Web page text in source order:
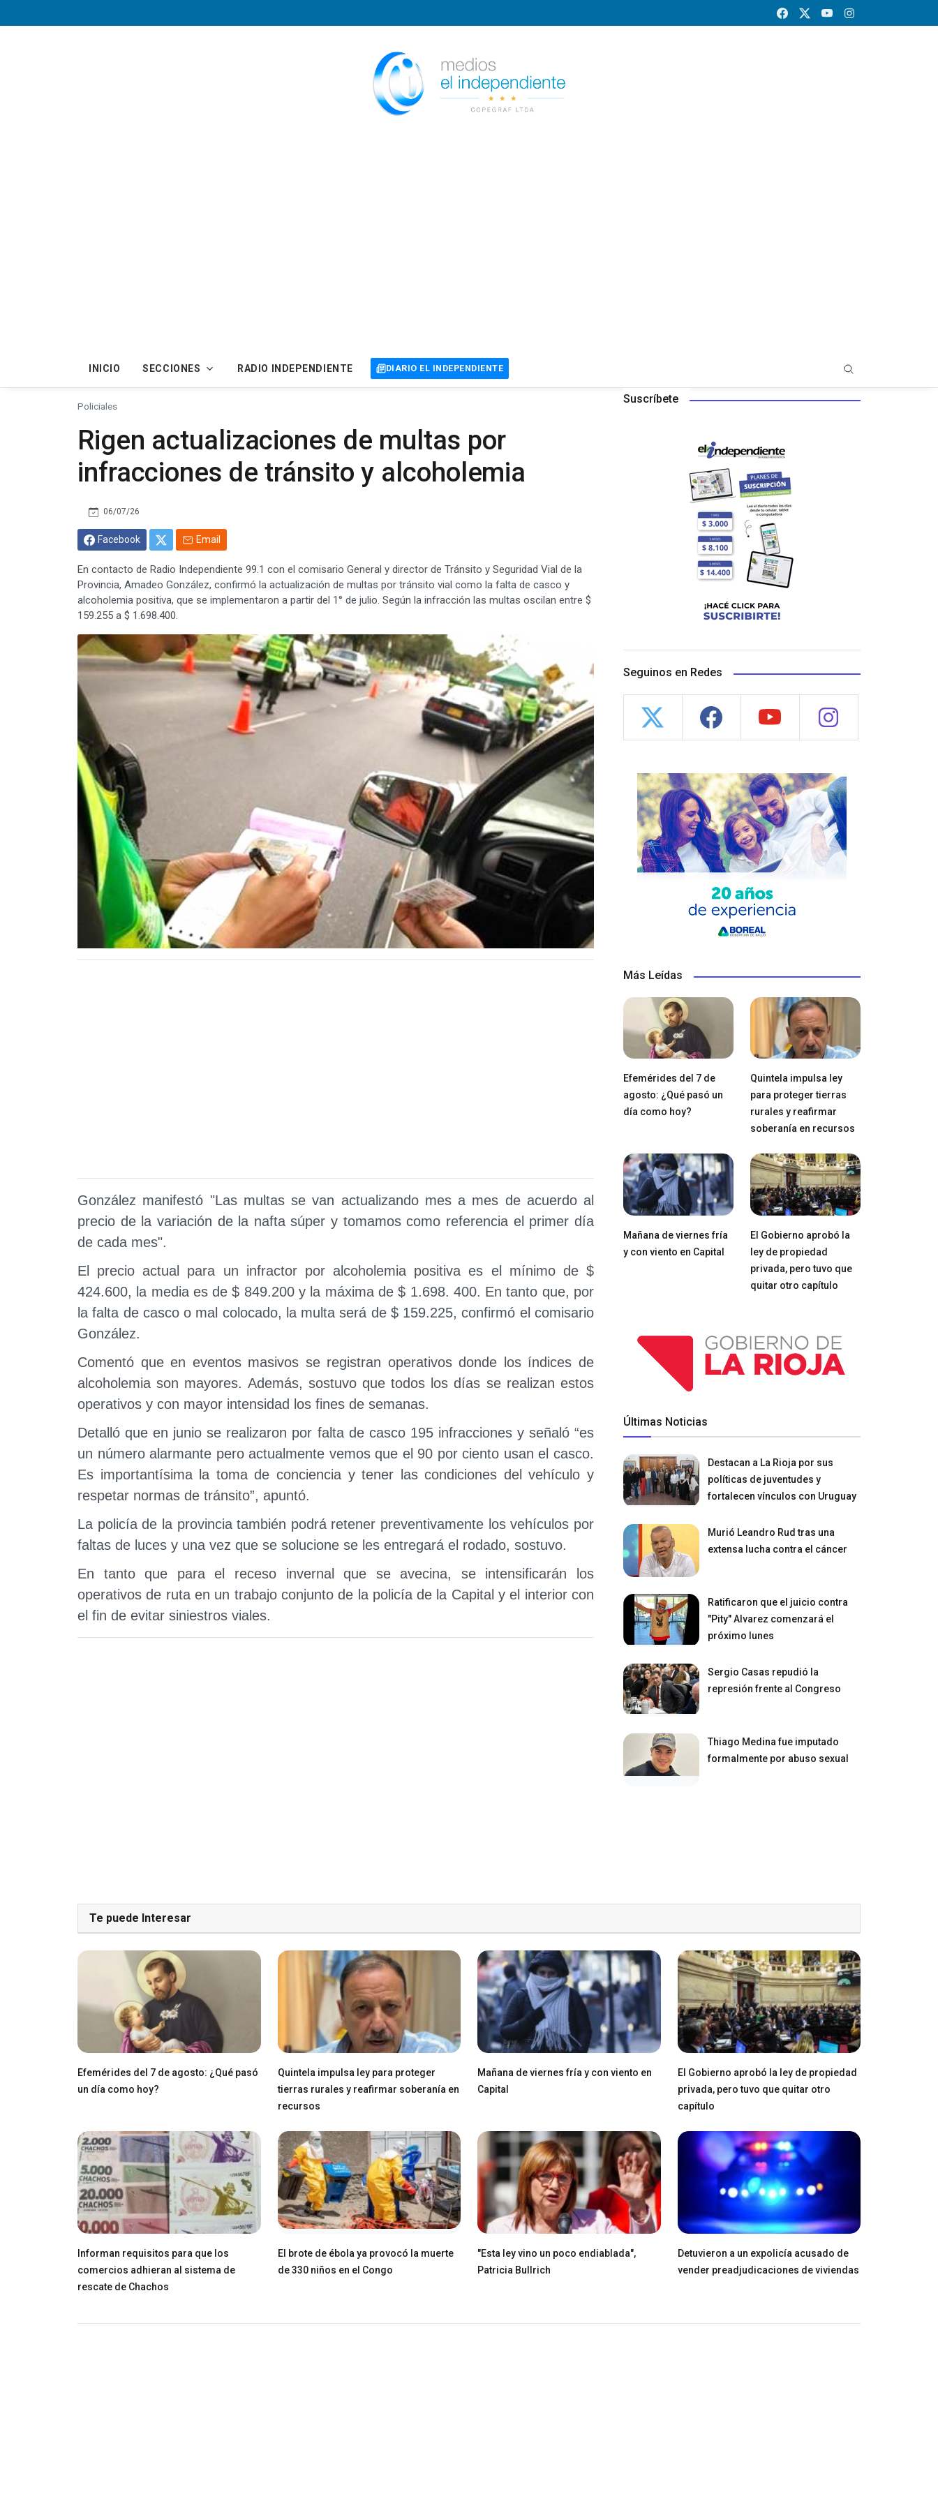
INICIO SECCIONES RADIO INDEPENDIENTE DIARIO EL INDEPENDIENTE
Policiales
Rigen actualizaciones de multas por
infracciones de tránsito y alcoholemia
06/07/26
Facebook Email
En contacto de Radio Independiente 99.1 con el comisario General y director de Tránsito y Seguridad Vial de la
Provincia, Amadeo González, confirmó la actualización de multas por tránsito vial como la falta de casco y
alcoholemia positiva, que se implementaron a partir del 1° de julio. Según la infracción las multas oscilan entre $
159.255 a $ 1.698.400.
González manifestó "Las multas se van actualizando mes a mes de acuerdo al
precio de la variación de la nafta súper y tomamos como referencia el primer día
de cada mes".
El precio actual para un infractor por alcoholemia positiva es el mínimo de $
424.600, la media es de $ 849.200 y la máxima de $ 1.698. 400. En tanto que, por
la falta de casco o mal colocado, la multa será de $ 159.225, confirmó el comisario
González.
Comentó que en eventos masivos se registran operativos donde los índices de
alcoholemia son mayores. Además, sostuvo que todos los días se realizan estos
operativos y con mayor intensidad los fines de semanas.
Detalló que en junio se realizaron por falta de casco 195 infracciones y señaló “es
un número alarmante pero actualmente vemos que el 90 por ciento usan el casco.
Es importantísima la toma de conciencia y tener las condiciones del vehículo y
respetar normas de tránsito”, apuntó.
La policía de la provincia también podrá retener preventivamente los vehículos por
faltas de luces y una vez que se solucione se les entregará el rodado, sostuvo.
En tanto que para el receso invernal que se avecina, se intensificarán los
operativos de ruta en un trabajo conjunto de la policía de la Capital y el interior con
el fin de evitar siniestros viales.
Suscríbete
Seguinos en Redes
Más Leídas
Efemérides del 7 de
agosto: ¿Qué pasó un
día como hoy?
Quintela impulsa ley
para proteger tierras
rurales y reafirmar
soberanía en recursos
Mañana de viernes fría
y con viento en Capital
El Gobierno aprobó la
ley de propiedad
privada, pero tuvo que
quitar otro capítulo
Últimas Noticias
Destacan a La Rioja por sus
políticas de juventudes y
fortalecen vínculos con Uruguay
Murió Leandro Rud tras una
extensa lucha contra el cáncer
Ratificaron que el juicio contra
"Pity" Alvarez comenzará el
próximo lunes
Sergio Casas repudió la
represión frente al Congreso
Thiago Medina fue imputado
formalmente por abuso sexual
Te puede Interesar
Efemérides del 7 de agosto: ¿Qué pasó
un día como hoy?
Quintela impulsa ley para proteger
tierras rurales y reafirmar soberanía en
recursos
Mañana de viernes fría y con viento en
Capital
El Gobierno aprobó la ley de propiedad
privada, pero tuvo que quitar otro
capítulo
Informan requisitos para que los
comercios adhieran al sistema de
rescate de Chachos
El brote de ébola ya provocó la muerte
de 330 niños en el Congo
"Esta ley vino un poco endiablada",
Patricia Bullrich
Detuvieron a un expolicía acusado de
vender preadjudicaciones de viviendas